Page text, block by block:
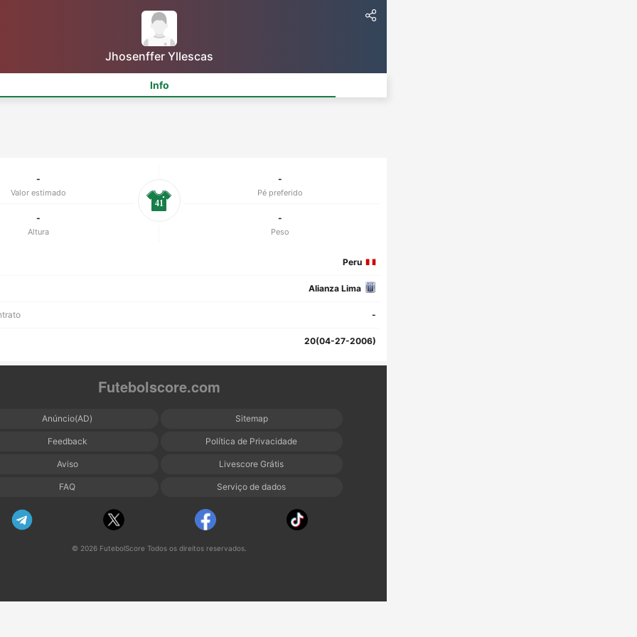
Jhosenffer Yllescas
Info
-
Valor estimado
-
Pé preferido
-
Altura
-
Peso
41
Peru
Alianza Lima
-
20(04-27-2006)
Futebolscore.com
Anúncio(AD) Sitemap
Feedback Política de Privacidade
Aviso Livescore Grátis
FAQ Serviço de dados
© 2026 FutebolScore Todos os direitos reservados.